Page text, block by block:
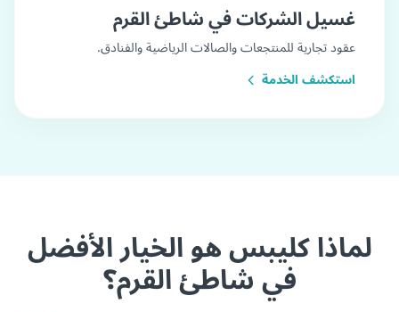
غسيل الشركات في شاطئ القرم
عقود تجارية للمنتجعات والصالات الرياضية والفنادق.
استكشف الخدمة
لماذا كليبس هو الخيار الأفضل
في شاطئ القرم؟